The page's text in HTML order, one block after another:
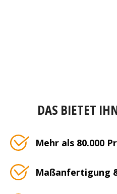
DAS BIETET
Mehr als 80.000
Maßanfertigung